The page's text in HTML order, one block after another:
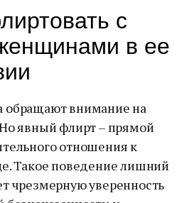
с
в ее
внимание на
явный флирт – прямой
отношения к
Такое поведение лишний
чрезмерную уверенность